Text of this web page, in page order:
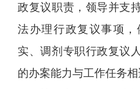
政复议职责，领导并支
法办理行政复议事项
实、调剂专职行政复议
的办案能力与工作任务相